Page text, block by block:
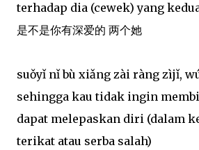
terhadap dia (cewek) yang
是不是你有深爱的 两个她
suǒyǐ nǐ bù xiǎng zài ràng zìjǐ,
sehingga kau tidak ingin
dapat melepaskan diri (dalam
terikat atau serba salah)